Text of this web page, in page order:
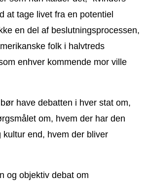
at tage livet fra en potentiel
en del af beslutningsprocessen,
folk i halvtreds
enhver kommende mor ville
have debatten i hver stat om,
om, hvem der har den
end, hvem der bliver
og objektiv debat om